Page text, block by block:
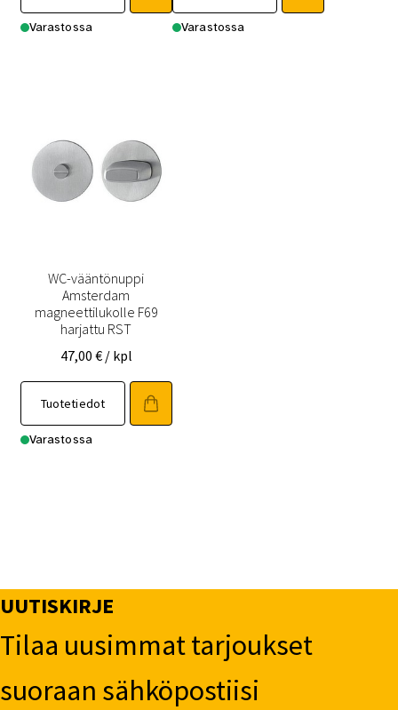
Varastossa Varastossa
WC-vääntönuppi
Amsterdam
magneettilukolle F69
harjattu RST
47,00 € / kpl
Tuotetiedot
Varastossa
UUTISKIRJE
Tilaa uusimmat tarjoukset
suoraan sähköpostiisi